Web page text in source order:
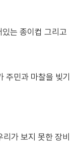
는 종이컵 그리고
주민과 마찰을 빚기
가 보지 못한 장비